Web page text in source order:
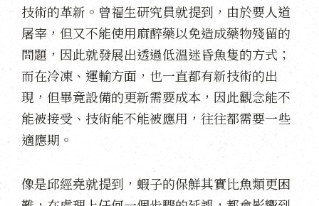
技術的革新。曾福生研究員就提到，由於要人道
屠宰，但又不能使用麻醉藥以免造成藥物殘留的
問題，因此就發展出透過低溫迷昏魚隻的方式；
而在冷凍、運輸方面，也一直都有新技術的出
現，但畢竟設備的更新需要成本，因此觀念能不
能被接受、技術能不能被應用，往往都需要一些
適應期。
像是邱經堯就提到，蝦子的保鮮其實比魚類更困